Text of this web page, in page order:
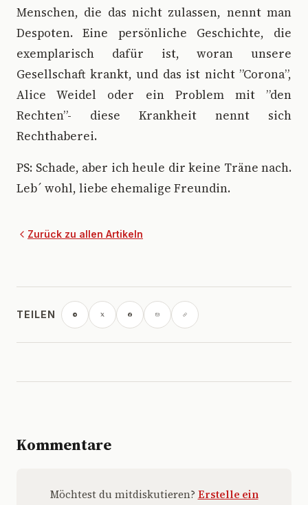
Menschen, die das nicht zulassen, nennt man
Despoten. Eine persönliche Geschichte, die
exemplarisch dafür ist, woran unsere
Gesellschaft krankt, und das ist nicht ”Corona”,
Alice Weidel oder ein Problem mit ”den
Rechten”- diese Krankheit nennt sich
Rechthaberei.
PS: Schade, aber ich heule dir keine Träne nach.
Leb´ wohl, liebe ehemalige Freundin.
Zurück zu allen Artikeln
TEILEN
Kommentare
Möchtest du mitdiskutieren? Erstelle ein